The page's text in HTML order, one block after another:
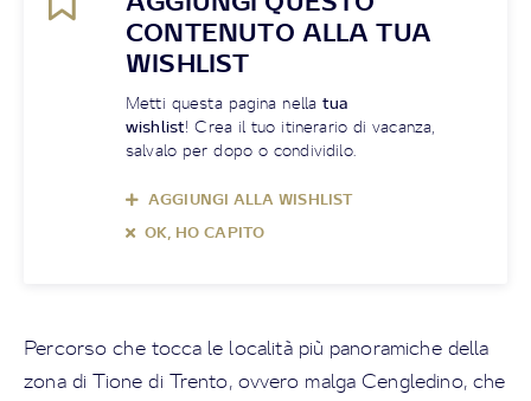
CONTENUTO ALLA TUA
WISHLIST
Metti questa pagina nellatua
wishlist! Crea il tuo itinerario di vacanza,
salvalo per dopo o condividilo.
AGGIUNGI ALLA WISHLIST
OK, HO CAPITO
Percorso che tocca le località più panoramiche della
zona di Tione di Trento, ovvero malga Cengledino, che